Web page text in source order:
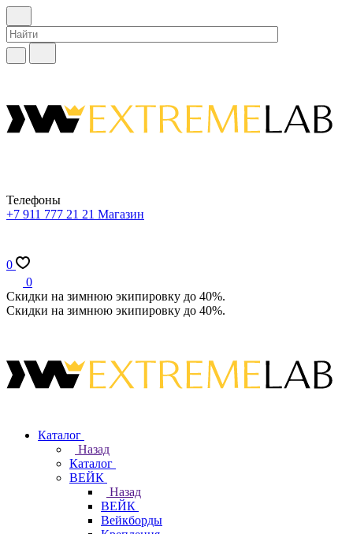
Телефоны
+7 911 777 21 21 Магазин
0
0
Скидки на зимнюю экипировку до 40%.
Скидки на зимнюю экипировку до 40%.
Каталог
Назад
Каталог
ВЕЙК
Назад
ВЕЙК
Вейкборды